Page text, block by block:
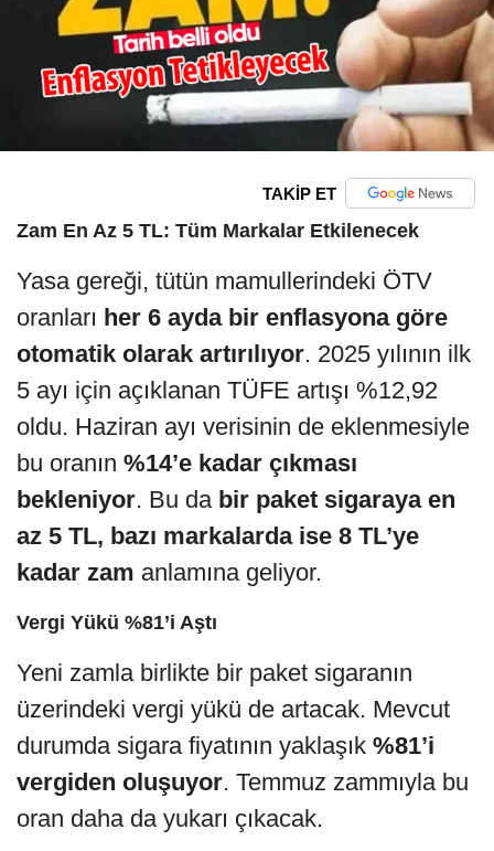
TAKİP ET
Zam En Az 5 TL: Tüm Markalar Etkilenecek
Yasa gereği, tütün mamullerindeki ÖTV
oranları her 6 ayda bir enflasyona göre
otomatik olarak artırılıyor. 2025 yılının ilk
5 ayı için açıklanan TÜFE artışı %12,92
oldu. Haziran ayı verisinin de eklenmesiyle
bu oranın %14’e kadar çıkması
bekleniyor. Bu da bir paket sigaraya en
az 5 TL, bazı markalarda ise 8 TL’ye
kadar zam anlamına geliyor.
Vergi Yükü %81’i Aştı
Yeni zamla birlikte bir paket sigaranın
üzerindeki vergi yükü de artacak. Mevcut
durumda sigara fiyatının yaklaşık %81’i
vergiden oluşuyor. Temmuz zammıyla bu
oran daha da yukarı çıkacak.